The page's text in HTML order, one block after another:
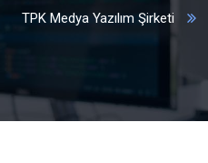
TPK Medya Yazılım Şirketi